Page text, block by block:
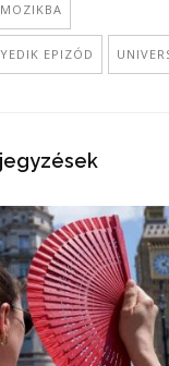
EPIZÓD